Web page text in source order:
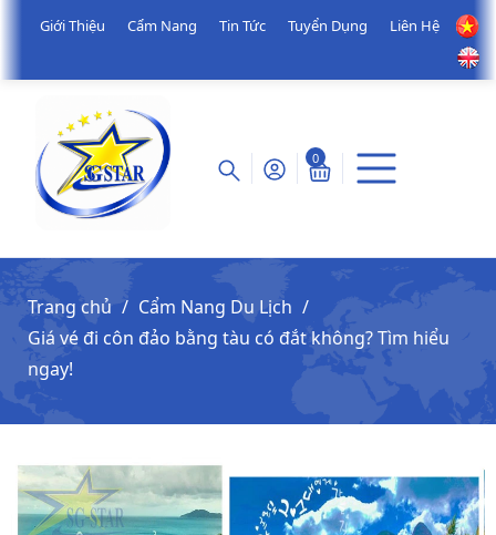
Giới Thiệu Cẩm Nang Tin Tức Tuyển Dụng Liên Hệ
0
Trang chủ
Cẩm Nang Du Lịch
Giá vé đi côn đảo bằng tàu có đắt không? Tìm hiểu
ngay!